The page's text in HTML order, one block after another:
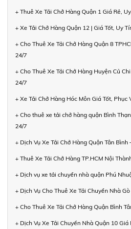
+ Thuê Xe Tải Chở Hàng Quận 1 Giá Rẻ,
+ Xe Tải Chở Hàng Quận 12 | Giá Tốt, Uy
+ Cho Thuê Xe Tải Chở Hàng Quận 8
24/7
+ Cho Thuê Xe Tải Chở Hàng Huyện Củ
24/7
+ Xe Tải Chở Hàng Hóc Môn Giá Tốt, Phục
+ Cho thuê xe tải chở hàng quận Bình
24/7
+ Dịch Vụ Xe Tải Chở Hàng Quận Tân Bình
+ Thuê Xe Tải Chở Hàng TP.HCM Nội
+ Dịch vụ xe tải chuyển nhà quận Phú
+ Dịch Vụ Cho Thuê Xe Tải Chuyển Nhà
+ Cho Thuê Xe Tải Chở Hàng Quận Bình
+ Dịch Vụ Xe Tải Chuyển Nhà Quận 10